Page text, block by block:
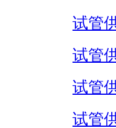
试管
试管
试管
试管